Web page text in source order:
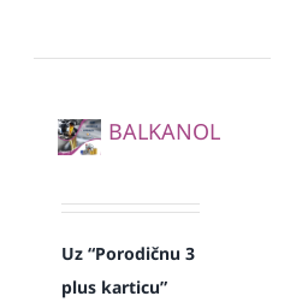
BALKANOL
Uz “Porodičnu 3
plus karticu”